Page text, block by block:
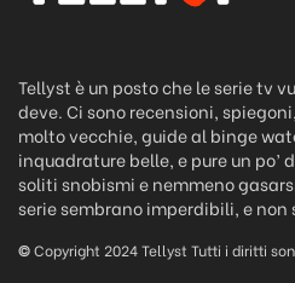
Tellyst è un posto che le serie tv
deve. Ci sono recensioni,
molto vecchie, guide al binge
inquadrature belle, e pure un po’
soliti snobismi e nemmeno
serie sembrano imperdibili, e non
©Copyright 2024 Tellyst Tutti i diritti